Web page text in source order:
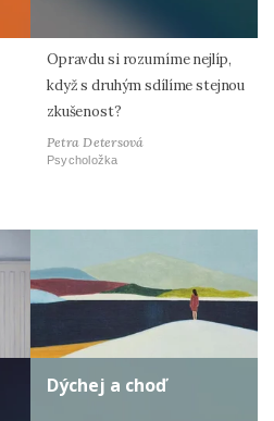
Opravdu si rozumíme nejlíp,
když s druhým sdílíme stejnou
zkušenost?
Petra Detersová
Psycholožka
Dýchej a choď